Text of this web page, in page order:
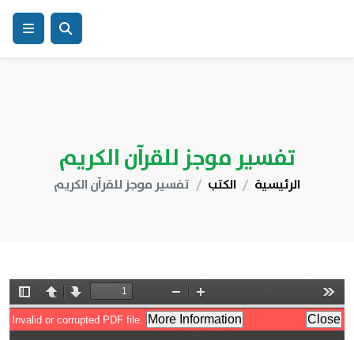
تفسير موجز للقرآن الكريم
الرئيسية الكتب تفسير موجز للقرآن الكريم